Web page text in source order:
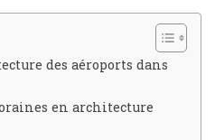
des aéroports dans
en architecture